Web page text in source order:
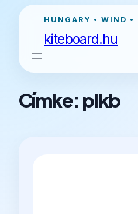
Ugrás
tartalomhoz
HUNGARY • WIND •
kiteboard.hu
Címke: plkb